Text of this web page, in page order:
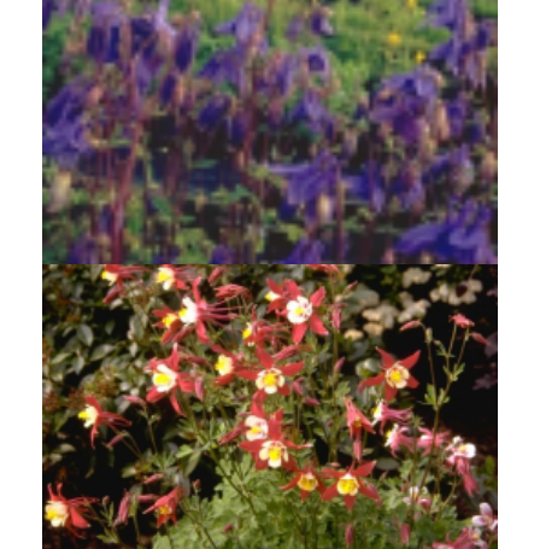
Akelei
Aquilegia 'Hensol Harebell'